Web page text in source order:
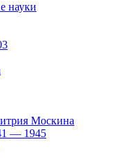
науки
Москина
— 1945